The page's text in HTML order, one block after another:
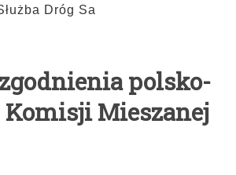
Dróg Sa
polsko-
Komisji Mieszanej